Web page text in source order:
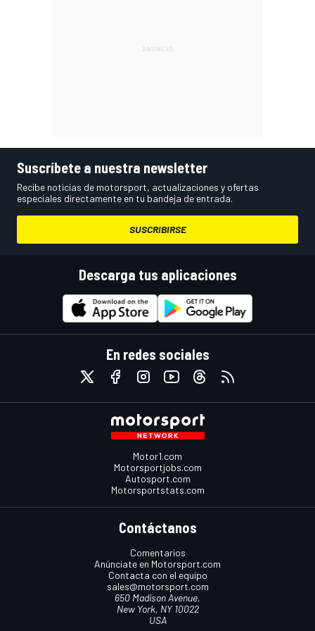
Suscríbete a nuestra newsletter
Recibe noticias de motorsport, actualizaciones y ofertas
especiales directamente en tu bandeja de entrada.
SUSCRIBIRSE
Descarga tus aplicaciones
En redes sociales
Motor1.com
Motorsportjobs.com
Autosport.com
Motorsportstats.com
Contáctanos
Comentarios
Anúnciate en Motorsport.com
Contacta con el equipo
sales@motorsport.com
650 Madison Avenue,
New York, NY 10022
USA